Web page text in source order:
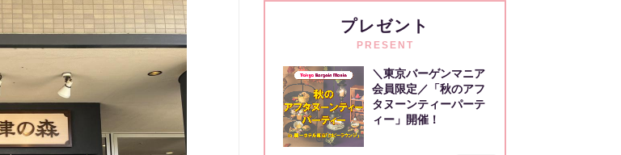
プレゼント
PRESENT
＼東京バーゲンマニア
会員限定／「秋のアフ
タヌーンティーパーテ
ィー」開催！